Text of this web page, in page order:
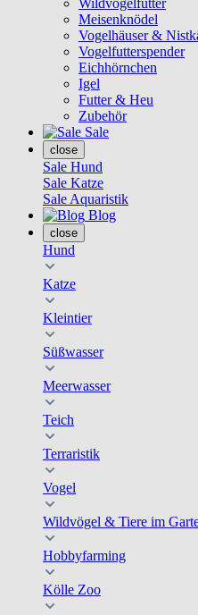
Wildvogelfutter
Meisenknödel
Vogelhäuser &
Vogelfutterspender
Eichhörnchen
Igel
Futter & Heu
Zubehör
Sale
close
Sale Hund
Sale Katze
Sale Aquaristik
Blog
close
Hund
Katze
Kleintier
Süßwasser
Meerwasser
Teich
Terraristik
Vogel
Wildvögel & Tiere im
Hobbyfarming
Kölle Zoo